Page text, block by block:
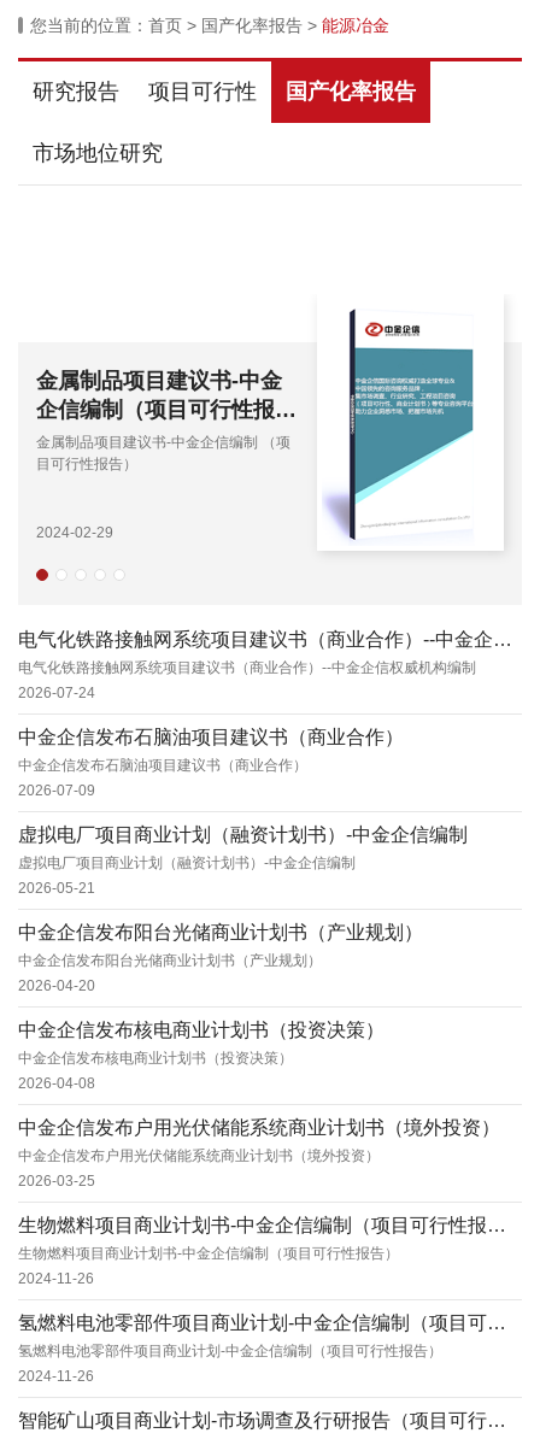
您当前的位置： 首页 > 国产化率报告 > 能源冶金
研究报告 项目可行性 国产化率报告
市场地位研究
金属制品项目建议书-中金
企信编制（项目可行性报
告）
金属制品项目建议书-中金企信编制 （项
目可行性报告）
2024-02-29
电气化铁路接触网系统项目建议书（商业合作）--中金企信权威机构编制
电气化铁路接触网系统项目建议书（商业合作）--中金企信权威机构编制
2026-07-24
中金企信发布石脑油项目建议书（商业合作）
中金企信发布石脑油项目建议书（商业合作）
2026-07-09
虚拟电厂项目商业计划（融资计划书）-中金企信编制
虚拟电厂项目商业计划（融资计划书）-中金企信编制
2026-05-21
中金企信发布阳台光储商业计划书（产业规划）
中金企信发布阳台光储商业计划书（产业规划）
2026-04-20
中金企信发布核电商业计划书（投资决策）
中金企信发布核电商业计划书（投资决策）
2026-04-08
中金企信发布户用光伏储能系统商业计划书（境外投资）
中金企信发布户用光伏储能系统商业计划书（境外投资）
2026-03-25
生物燃料项目商业计划书-中金企信编制（项目可行性报告）
生物燃料项目商业计划书-中金企信编制（项目可行性报告）
2024-11-26
氢燃料电池零部件项目商业计划-中金企信编制（项目可行性报告）
氢燃料电池零部件项目商业计划-中金企信编制（项目可行性报告）
2024-11-26
智能矿山项目商业计划-市场调查及行研报告（项目可行性报告）